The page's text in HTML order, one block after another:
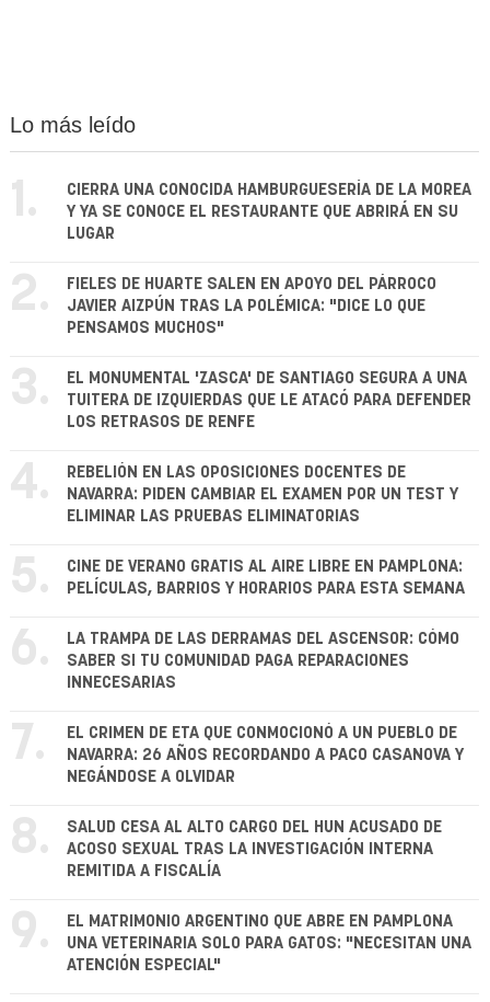
Lo más leído
1.
CIERRA UNA CONOCIDA HAMBURGUESERÍA DE LA MOREA
Y YA SE CONOCE EL RESTAURANTE QUE ABRIRÁ EN SU
LUGAR
2.
FIELES DE HUARTE SALEN EN APOYO DEL PÁRROCO
JAVIER AIZPÚN TRAS LA POLÉMICA: "DICE LO QUE
PENSAMOS MUCHOS"
3.
EL MONUMENTAL 'ZASCA' DE SANTIAGO SEGURA A UNA
TUITERA DE IZQUIERDAS QUE LE ATACÓ PARA DEFENDER
LOS RETRASOS DE RENFE
4.
REBELIÓN EN LAS OPOSICIONES DOCENTES DE
NAVARRA: PIDEN CAMBIAR EL EXAMEN POR UN TEST Y
ELIMINAR LAS PRUEBAS ELIMINATORIAS
5.
CINE DE VERANO GRATIS AL AIRE LIBRE EN PAMPLONA:
PELÍCULAS, BARRIOS Y HORARIOS PARA ESTA SEMANA
6.
LA TRAMPA DE LAS DERRAMAS DEL ASCENSOR: CÓMO
SABER SI TU COMUNIDAD PAGA REPARACIONES
INNECESARIAS
7.
EL CRIMEN DE ETA QUE CONMOCIONÓ A UN PUEBLO DE
NAVARRA: 26 AÑOS RECORDANDO A PACO CASANOVA Y
NEGÁNDOSE A OLVIDAR
8.
SALUD CESA AL ALTO CARGO DEL HUN ACUSADO DE
ACOSO SEXUAL TRAS LA INVESTIGACIÓN INTERNA
REMITIDA A FISCALÍA
9.
EL MATRIMONIO ARGENTINO QUE ABRE EN PAMPLONA
UNA VETERINARIA SOLO PARA GATOS: "NECESITAN UNA
ATENCIÓN ESPECIAL"